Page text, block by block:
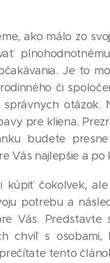
ako málo zo
Je to
či
otázok.
pre kliena.
budete presne
Vás najlepšie a
kúpiť čokoľvek,
potrebu a
Vás.
chvíľ s
tento